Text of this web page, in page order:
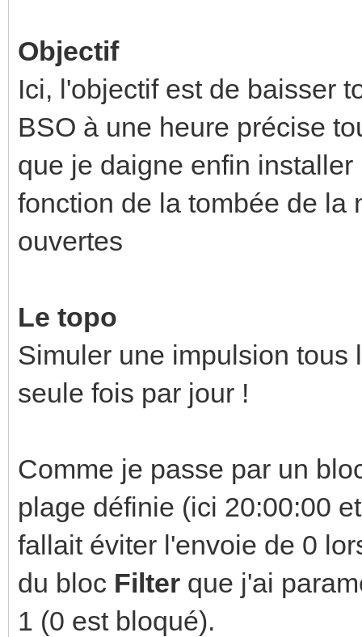
Objectif
Ici, l'objectif est de baisser
BSO à une heure précise
que je daigne enfin
fonction de la tombée de la
ouvertes
Le topo
Simuler une impulsion tous
seule fois par jour !
Comme je passe par un
plage définie (ici 20:00:00
fallait éviter l'envoie de 0
du bloc Filter que j'ai
1 (0 est bloqué).